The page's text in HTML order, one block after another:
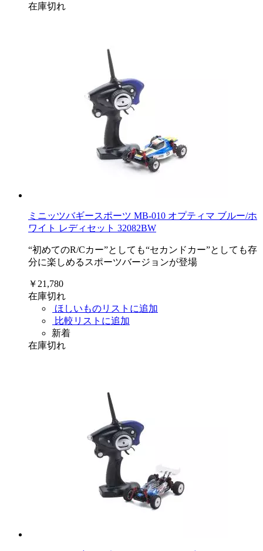
在庫切れ
ミニッツバギースポーツ MB-010 オプティマ ブルー/ホ
ワイト レディセット 32082BW
“初めてのR/Cカー”としても“セカンドカー”としても存
分に楽しめるスポーツバージョンが登場
￥21,780
在庫切れ
ほしいものリストに追加
比較リストに追加
新着
在庫切れ